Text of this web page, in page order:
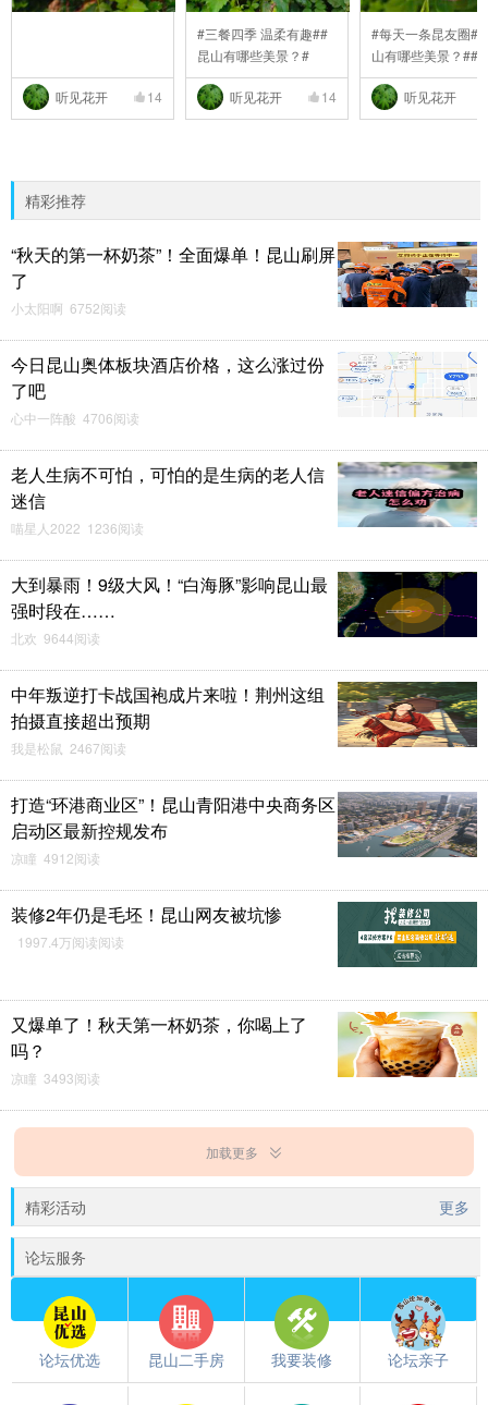
听见花开 14
#三餐四季 温柔有趣##
昆山有哪些美景？#
听见花开 14
#每天一条昆友圈
山有哪些美景？##
..
听见花开
精彩推荐
“秋天的第一杯奶茶”！全面爆单！昆山刷屏
了
小太阳啊 6752阅读
今日昆山奥体板块酒店价格，这么涨过份
了吧
心中一阵酸 4706阅读
老人生病不可怕，可怕的是生病的老人信
迷信
喵星人2022 1236阅读
大到暴雨！9级大风！“白海豚”影响昆山最
强时段在……
北欢 9644阅读
中年叛逆打卡战国袍成片来啦！荆州这组
拍摄直接超出预期
我是松鼠 2467阅读
打造“环港商业区”！昆山青阳港中央商务区
启动区最新控规发布
凉瞳 4912阅读
装修2年仍是毛坯！昆山网友被坑惨
1997.4万阅读阅读
又爆单了！秋天第一杯奶茶，你喝上了
吗？
凉瞳 3493阅读
加载更多
精彩活动 更多
论坛服务
论坛优选 昆山二手房 我要装修 论坛亲子